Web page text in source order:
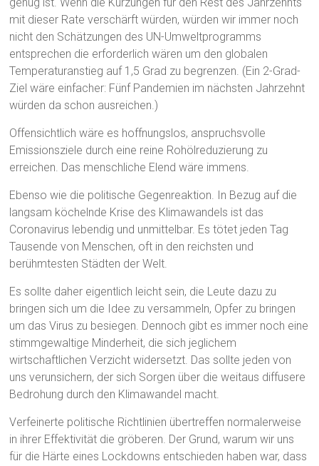
genug ist. Wenn die Kürzungen für den Rest des Jahrzehnts
mit dieser Rate verschärft würden, würden wir immer noch
nicht den Schätzungen des UN-Umweltprogramms
entsprechen die erforderlich wären um den globalen
Temperaturanstieg auf 1,5 Grad zu begrenzen. (Ein 2-Grad-
Ziel wäre einfacher: Fünf Pandemien im nächsten Jahrzehnt
würden da schon ausreichen.)
Offensichtlich wäre es hoffnungslos, anspruchsvolle
Emissionsziele durch eine reine Rohölreduzierung zu
erreichen. Das menschliche Elend wäre immens.
Ebenso wie die politische Gegenreaktion. In Bezug auf die
langsam köchelnde Krise des Klimawandels ist das
Coronavirus lebendig und unmittelbar. Es tötet jeden Tag
Tausende von Menschen, oft in den reichsten und
berühmtesten Städten der Welt.
Es sollte daher eigentlich leicht sein, die Leute dazu zu
bringen sich um die Idee zu versammeln, Opfer zu bringen
um das Virus zu besiegen. Dennoch gibt es immer noch eine
stimmgewaltige Minderheit, die sich jeglichem
wirtschaftlichen Verzicht widersetzt. Das sollte jeden von
uns verunsichern, der sich Sorgen über die weitaus diffusere
Bedrohung durch den Klimawandel macht.
Verfeinerte politische Richtlinien übertreffen normalerweise
in ihrer Effektivität die gröberen. Der Grund, warum wir uns
für die Härte eines Lockdowns entschieden haben war, dass